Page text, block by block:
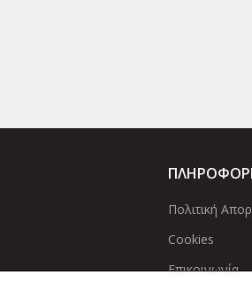
Πολιτική
Cookies
Επικοινωνία